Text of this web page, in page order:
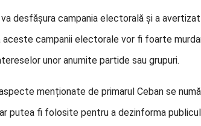
desfășura campania electorală și a
aceste campanii electorale vor fi foarte
unor anumite partide sau grupuri.
menționate de primarul Ceban se
putea fi folosite pentru a dezinforma